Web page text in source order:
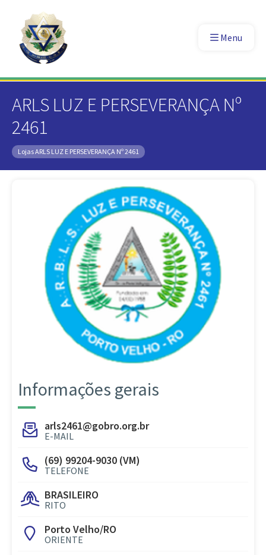
Menu
ARLS LUZ E PERSEVERANÇA Nº
2461
LojasARLS LUZ E PERSEVERANÇA Nº 2461
Informações gerais
arls2461@gobro.org.br
E-MAIL
(69) 99204-9030 (VM)
TELEFONE
BRASILEIRO
RITO
Porto Velho/RO
ORIENTE